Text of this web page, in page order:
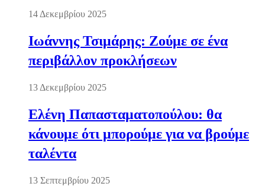
14 Δεκεμβρίου 2025
Ιωάννης Τσιμάρης: Ζούμε σε ένα
περιβάλλον προκλήσεων
13 Δεκεμβρίου 2025
Ελένη Παπασταματοπούλου: θα
κάνουμε ότι μπορούμε για να βρούμε
ταλέντα
13 Σεπτεμβρίου 2025